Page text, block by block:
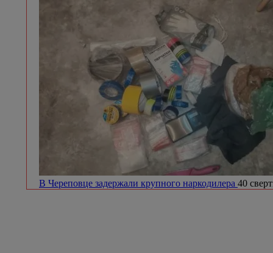
В Череповце задержали крупного наркодилера 40